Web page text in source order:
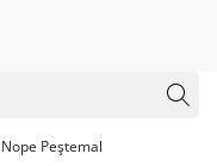
Peştemal